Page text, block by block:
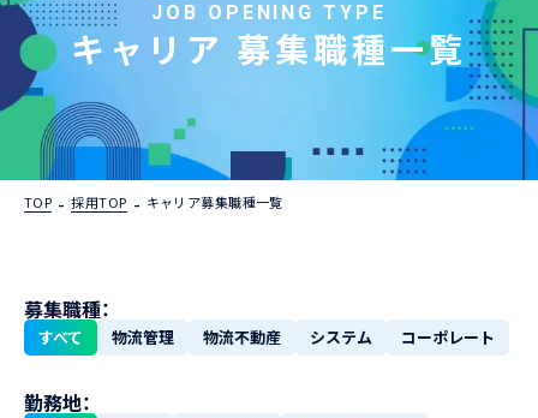
JOB OPENING TYPE
キャリア 募集職種一覧
TOP 採用TOP キャリア募集職種一覧
募集職種：
すべて 物流管理 物流不動産 システム コーポレート
勤務地：